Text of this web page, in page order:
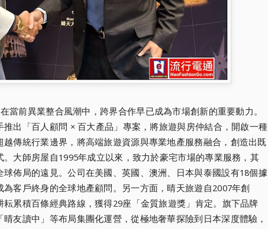
當前異業整合風潮中，跨界合作早已成為市場創新的重要動力。
出「百人顧問 × 百大產品」專案，將旅遊與房仲結合，開啟一種
傳統行業邊界，將高端旅遊資源與專業地產服務融合，創造出既
大師房屋自1995年成立以來，致力於豪宅市場的專業服務，其
佈局的遠見。公司在美國、英國、澳洲、日本與泰國設有18個據
客戶終身的全球地產顧問。另一方面，晴天旅遊自2007年創
累積百條經典路線，獲得29座「金質旅遊獎」肯定。旗下品牌
晴友讀中」等布局集團化運營，從極地奢華探險到日本深度體驗，